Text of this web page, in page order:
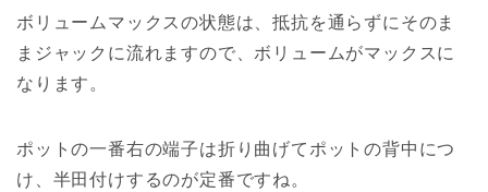
ボリュームマックスの状態は、抵抗を通らずにそのま
まジャックに流れますので、ボリュームがマックスに
なります。
ポットの一番右の端子は折り曲げてポットの背中につ
け、半田付けするのが定番ですね。